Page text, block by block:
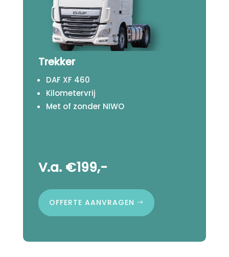
Trekker
DAF XF 460
Kilometervrij
Met of zonder NIWO
V.a. €199,-
OFFERTE AANVRAGEN